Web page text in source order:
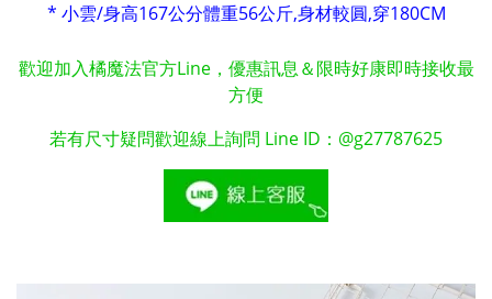
* 小雲/身高167公分體重56公斤,身材較圓,穿180CM
歡迎加入橘魔法官方Line，優惠訊息＆限時好康即時接收最
方便
若有尺寸疑問歡迎線上詢問 Line ID：@g27787625